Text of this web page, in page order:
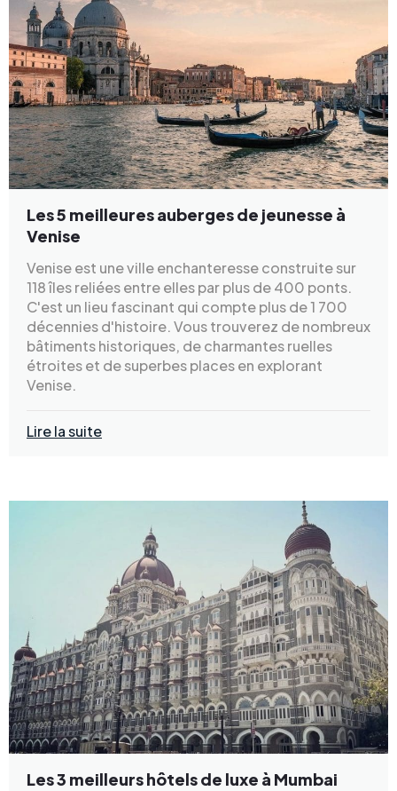
Les 5 meilleures auberges de jeunesse à
Venise
Venise est une ville enchanteresse construite sur
118 îles reliées entre elles par plus de 400 ponts.
C'est un lieu fascinant qui compte plus de 1 700
décennies d'histoire. Vous trouverez de nombreux
bâtiments historiques, de charmantes ruelles
étroites et de superbes places en explorant
Venise.
Lire la suite
Les 3 meilleurs hôtels de luxe à Mumbai